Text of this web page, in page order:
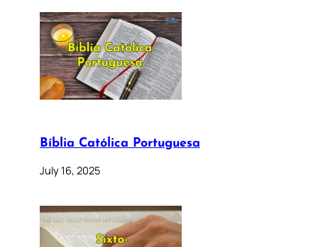
Bíblia Católica Portuguesa
July 16, 2025